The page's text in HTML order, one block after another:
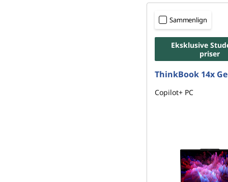
Sammenlign
Eksklusive
priser
ThinkBook 14x
Copilot+ PC